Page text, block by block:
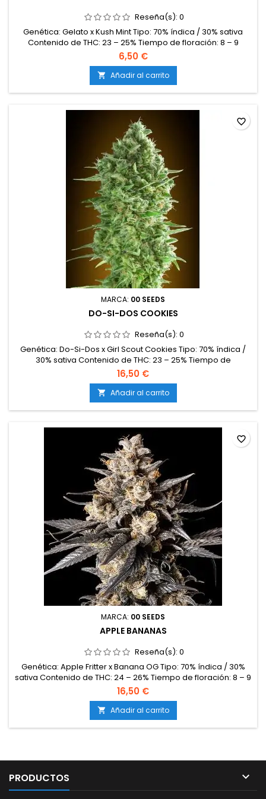
Reseña(s): 0
Genética: Gelato x Kush Mint Tipo: 70% índica / 30% sativa
Contenido de THC: 23 – 25% Tiempo de floración: 8 – 9
semanas en interior Producción en interior: 500 – 600 g/m²
Producción en exterior: 700 – 950 g/planta Altura: 90 – 130 cm
en interior; hasta 230 cm en exterior Aromas y
sabores: Dulces y cremosos, con notas de helado, galleta y
caramelo,...
6,50 €
 Añadir al carrito
MARCA: 00 SEEDS
DO-SI-DOS COOKIES
Reseña(s): 0
Genética: Do-Si-Dos x Girl Scout Cookies Tipo: 70% índica /
30% sativa Contenido de THC: 23 – 25% Tiempo de
floración: 8 – 9 semanas en interior Producción en
interior: 500 – 600 g/m² Producción en exterior: 700 – 950
g/planta Altura: 90 – 130 cm en interior; hasta 230 cm en
exterior Aromas y sabores: Dulces y cremosos, con matices
de galleta, vainilla,...
16,50 €
 Añadir al carrito
favorite_border
MARCA: 00 SEEDS
APPLE BANANAS
Reseña(s): 0
Genética: Apple Fritter x Banana OG Tipo: 70% índica / 30%
sativa Contenido de THC: 24 – 26% Tiempo de floración: 8 – 9
semanas en interior Producción en interior: 500 – 600 g/m²
Producción en exterior: 700 – 950 g/planta Altura: 90 – 130 cm
en interior; hasta 230 cm en exterior Aromas y
sabores: Manzana dulce, plátano maduro, frutas tropicales y
un...
16,50 €
 Añadir al carrito
favorite_border
PRODUCTOS 